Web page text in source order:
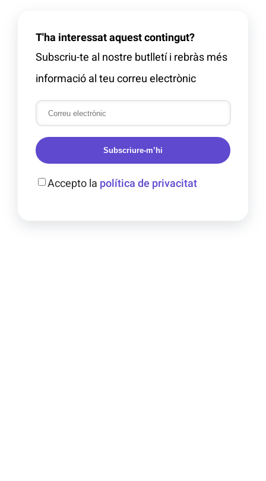
T'ha interessat aquest contingut?
Subscriu-te al nostre butlletí i rebràs més
informació al teu correu electrònic
Subscriure-m’hi
Accepto la política de privacitat